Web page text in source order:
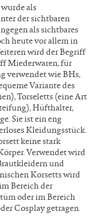
als
der sichtbaren
als sichtbares
heute vor allem in
wird der Begriff
Miederwaren, für
verwendet wie BHs,
Variante des
Torseletts (eine Art
Hüfthalter,
Sie ist ein eng
Kleidungsstück.
keine stark
Verwendet wird
und
Korsetts wird
Bereich der
oder im Bereich
Cosplay getragen.